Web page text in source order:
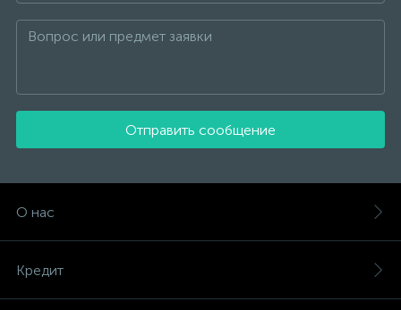
Отправить сообщение
О нас
Кредит